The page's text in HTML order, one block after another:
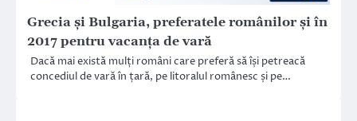
Grecia și Bulgaria, preferatele românilor și în
2017 pentru vacanța de vară
Dacă mai există mulți români care preferă să își petreacă
concediul de vară în țară, pe litoralul românesc și pe…